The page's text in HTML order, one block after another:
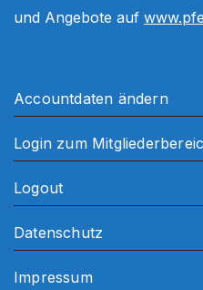
und Angebote auf
Accountdaten ändern
Login zum
Logout
Datenschutz
Impressum